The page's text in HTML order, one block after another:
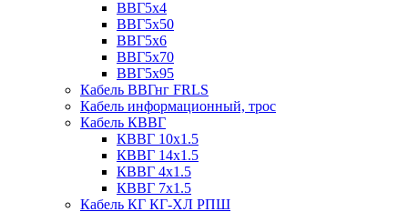
ВВГ5х4
ВВГ5х50
ВВГ5х6
ВВГ5х70
ВВГ5х95
Кабель ВВГнг FRLS
Кабель информационный, трос
Кабель КВВГ
КВВГ 10х1.5
КВВГ 14х1.5
КВВГ 4х1.5
КВВГ 7х1.5
Кабель КГ КГ-ХЛ РПШ